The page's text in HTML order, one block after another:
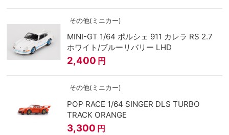
その他(ミニカー)
MINI-GT 1/64 ポルシェ 911 カレラ RS 2.7
ホワイト/ブルーリバリー LHD
2,400 円
その他(ミニカー)
POP RACE 1/64 SINGER DLS TURBO
TRACK ORANGE
3,300 円